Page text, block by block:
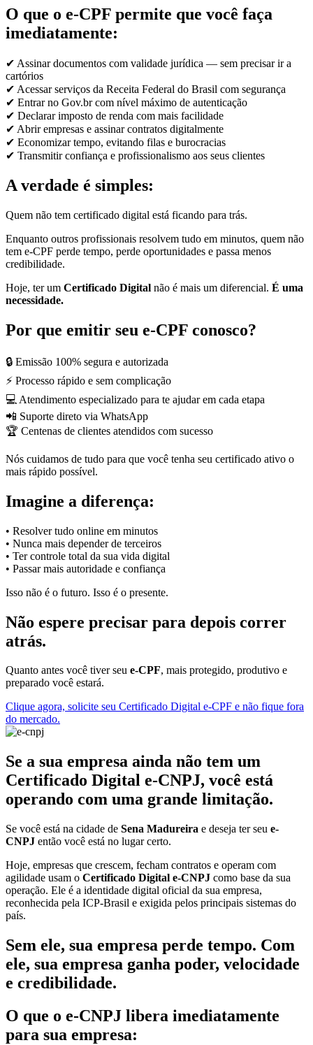
O que o e-CPF permite que você faça
imediatamente:
✔ Assinar documentos com validade jurídica — sem precisar ir a
cartórios
✔ Acessar serviços da Receita Federal do Brasil com segurança
✔ Entrar no Gov.br com nível máximo de autenticação
✔ Declarar imposto de renda com mais facilidade
✔ Abrir empresas e assinar contratos digitalmente
✔ Economizar tempo, evitando filas e burocracias
✔ Transmitir confiança e profissionalismo aos seus clientes
A verdade é simples:
Quem não tem certificado digital está ficando para trás.
Enquanto outros profissionais resolvem tudo em minutos, quem não
tem e-CPF perde tempo, perde oportunidades e passa menos
credibilidade.
Hoje, ter um Certificado Digital não é mais um diferencial. É uma
necessidade.
Por que emitir seu e-CPF conosco?
🔒 Emissão 100% segura e autorizada
⚡ Processo rápido e sem complicação
💻 Atendimento especializado para te ajudar em cada etapa
📲 Suporte direto via WhatsApp
🏆 Centenas de clientes atendidos com sucesso
Nós cuidamos de tudo para que você tenha seu certificado ativo o
mais rápido possível.
Imagine a diferença:
• Resolver tudo online em minutos
• Nunca mais depender de terceiros
• Ter controle total da sua vida digital
• Passar mais autoridade e confiança
Isso não é o futuro. Isso é o presente.
Não espere precisar para depois correr
atrás.
Quanto antes você tiver seu e-CPF, mais protegido, produtivo e
preparado você estará.
Clique agora, solicite seu Certificado Digital e-CPF e não fique fora
do mercado.
Se a sua empresa ainda não tem um
Certificado Digital e-CNPJ, você está
operando com uma grande limitação.
Se você está na cidade de Sena Madureira e deseja ter seu e-
CNPJ então você está no lugar certo.
Hoje, empresas que crescem, fecham contratos e operam com
agilidade usam o Certificado Digital e-CNPJ como base da sua
operação. Ele é a identidade digital oficial da sua empresa,
reconhecida pela ICP-Brasil e exigida pelos principais sistemas do
país.
Sem ele, sua empresa perde tempo. Com
ele, sua empresa ganha poder, velocidade
e credibilidade.
O que o e-CNPJ libera imediatamente
para sua empresa: